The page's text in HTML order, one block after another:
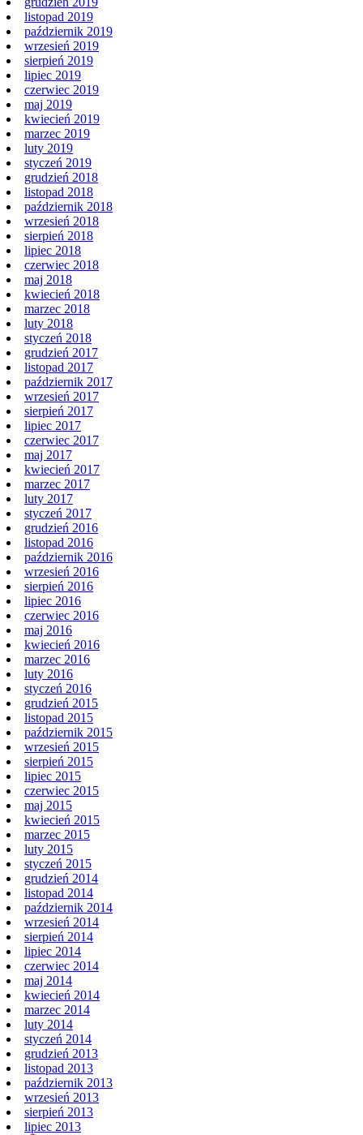
listopad 2019
październik 2019
wrzesień 2019
sierpień 2019
lipiec 2019
czerwiec 2019
maj 2019
kwiecień 2019
marzec 2019
luty 2019
styczeń 2019
grudzień 2018
listopad 2018
październik 2018
wrzesień 2018
sierpień 2018
lipiec 2018
czerwiec 2018
maj 2018
kwiecień 2018
marzec 2018
luty 2018
styczeń 2018
grudzień 2017
listopad 2017
październik 2017
wrzesień 2017
sierpień 2017
lipiec 2017
czerwiec 2017
maj 2017
kwiecień 2017
marzec 2017
luty 2017
styczeń 2017
grudzień 2016
listopad 2016
październik 2016
wrzesień 2016
sierpień 2016
lipiec 2016
czerwiec 2016
maj 2016
kwiecień 2016
marzec 2016
luty 2016
styczeń 2016
grudzień 2015
listopad 2015
październik 2015
wrzesień 2015
sierpień 2015
lipiec 2015
czerwiec 2015
maj 2015
kwiecień 2015
marzec 2015
luty 2015
styczeń 2015
grudzień 2014
listopad 2014
październik 2014
wrzesień 2014
sierpień 2014
lipiec 2014
czerwiec 2014
maj 2014
kwiecień 2014
marzec 2014
luty 2014
styczeń 2014
grudzień 2013
listopad 2013
październik 2013
wrzesień 2013
sierpień 2013
lipiec 2013